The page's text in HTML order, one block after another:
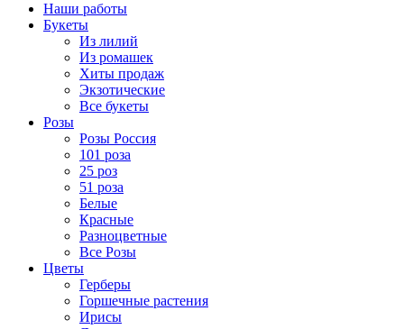
Наши работы
Букеты
Из лилий
Из ромашек
Хиты продаж
Экзотические
Все букеты
Розы
Розы Россия
101 роза
25 роз
51 роза
Белые
Красные
Разноцветные
Все Розы
Цветы
Герберы
Горшечные растения
Ирисы